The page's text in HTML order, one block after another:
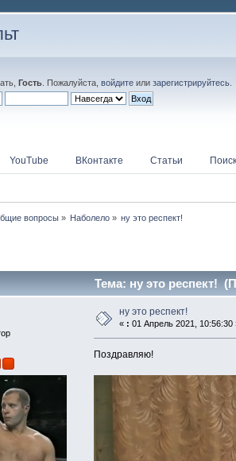
Гость . Пожалуйста, войдите или зарегистрируйтесь
YouTube ВКонтакте Статьи Поиск
вопросы» Наболело» ну это респект!
Тема: ну это респект!
ну это респект!
« : 01 Апрель 2021, 10:56:30
Поздравляю!